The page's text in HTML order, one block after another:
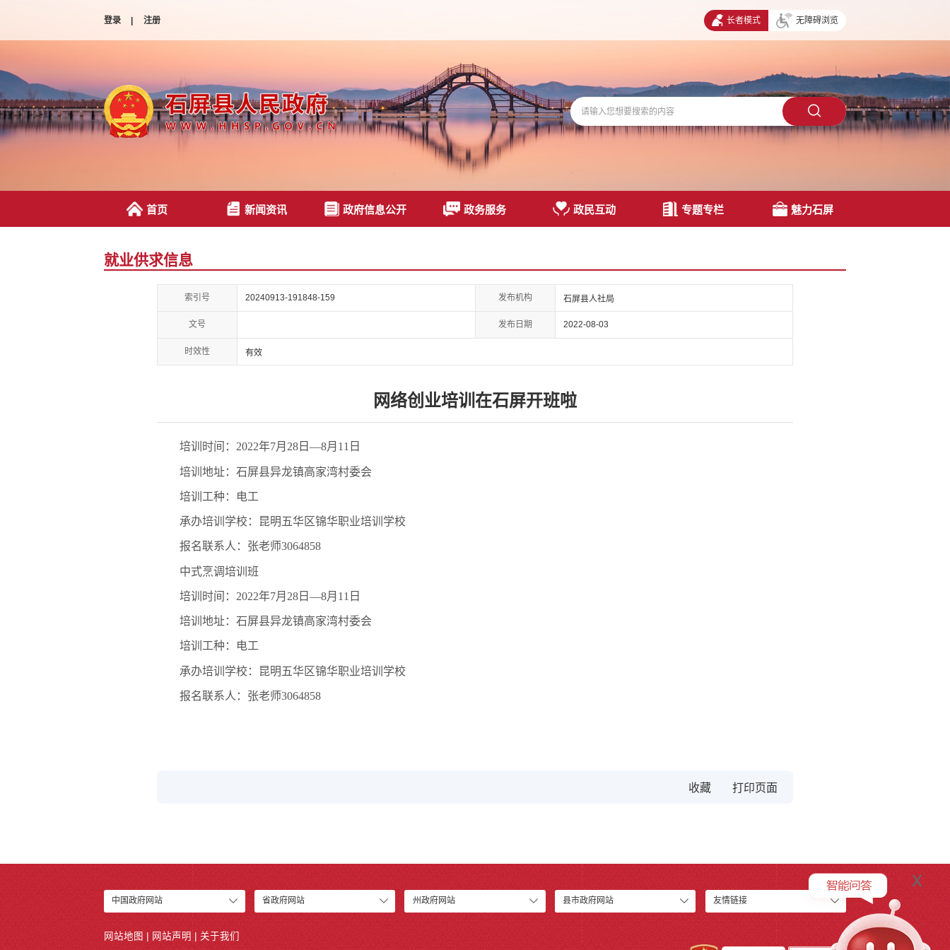
登录 | 注册 长者模式 无障碍浏览
首页 新闻资讯 政府信息公开 政务服务 政民互动 专题专栏 魅力石屏
就业供求信息
索引号 20240913-191848-159 发布机构 石屏县人社局
文号 发布日期 2022-08-03
时效性 有效
网络创业培训在石屏开班啦
培训时间：2022年7月28日—8月11日
培训地址：石屏县异龙镇高家湾村委会
培训工种：电工
承办培训学校：昆明五华区锦华职业培训学校
报名联系人：张老师3064858
中式烹调培训班
培训时间：2022年7月28日—8月11日
培训地址：石屏县异龙镇高家湾村委会
培训工种：电工
承办培训学校：昆明五华区锦华职业培训学校
报名联系人：张老师3064858
收藏
中国政府网站 省政府网站 州政府网站 县市政府网站 友情链接
网站地图 网站声明 关于我们
x